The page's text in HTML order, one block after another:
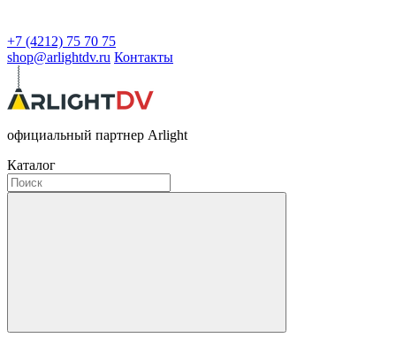
+7 (4212) 75 70 75
shop@arlightdv.ru Контакты
официальный партнер Arlight
Каталог